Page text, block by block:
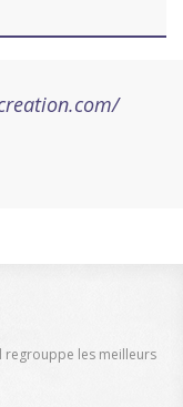
regrouppe les meilleurs